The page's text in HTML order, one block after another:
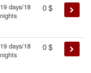
19 days/18
nights
0$
19 days/18
nights
0$